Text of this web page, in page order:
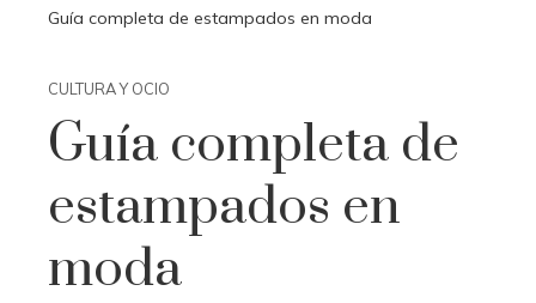
Guía completa de estampados en moda
CULTURA Y OCIO
Guía completa de
estampados en
moda